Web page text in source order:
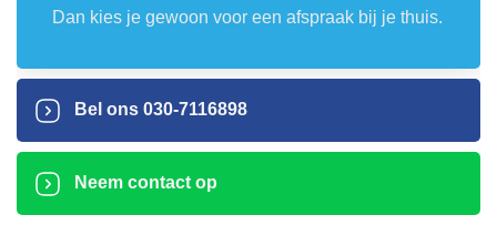
Dan kies je gewoon voor een afspraak bij je thuis.
Bel ons 030-7116898
Neem contact op